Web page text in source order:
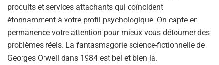
produits et services attachants qui coïncident
étonnamment à votre profil psychologique. On capte en
permanence votre attention pour mieux vous détourner des
problèmes réels. La fantasmagorie science-fictionnelle de
Georges Orwell dans 1984 est bel et bien là.